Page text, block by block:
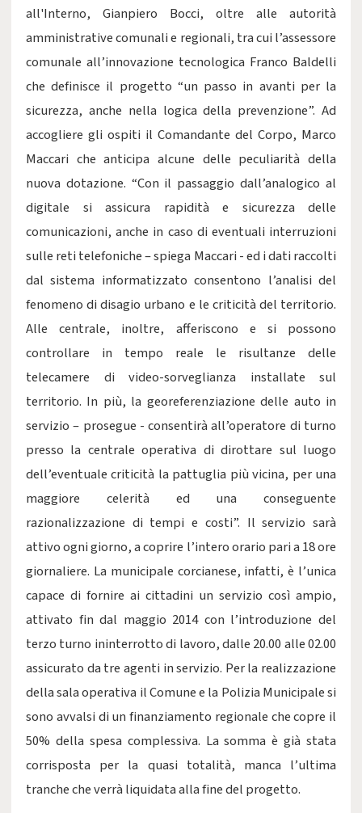
all'Interno, Gianpiero Bocci, oltre alle autorità
amministrative comunali e regionali, tra cui l’assessore
comunale all’innovazione tecnologica Franco Baldelli
che definisce il progetto “un passo in avanti per la
sicurezza, anche nella logica della prevenzione”. Ad
accogliere gli ospiti il Comandante del Corpo, Marco
Maccari che anticipa alcune delle peculiarità della
nuova dotazione. “Con il passaggio dall’analogico al
digitale si assicura rapidità e sicurezza delle
comunicazioni, anche in caso di eventuali interruzioni
sulle reti telefoniche – spiega Maccari - ed i dati raccolti
dal sistema informatizzato consentono l’analisi del
fenomeno di disagio urbano e le criticità del territorio.
Alle centrale, inoltre, afferiscono e si possono
controllare in tempo reale le risultanze delle
telecamere di video-sorveglianza installate sul
territorio. In più, la georeferenziazione delle auto in
servizio – prosegue - consentirà all’operatore di turno
presso la centrale operativa di dirottare sul luogo
dell’eventuale criticità la pattuglia più vicina, per una
maggiore celerità ed una conseguente
razionalizzazione di tempi e costi”. Il servizio sarà
attivo ogni giorno, a coprire l’intero orario pari a 18 ore
giornaliere. La municipale corcianese, infatti, è l’unica
capace di fornire ai cittadini un servizio così ampio,
attivato fin dal maggio 2014 con l’introduzione del
terzo turno ininterrotto di lavoro, dalle 20.00 alle 02.00
assicurato da tre agenti in servizio. Per la realizzazione
della sala operativa il Comune e la Polizia Municipale si
sono avvalsi di un finanziamento regionale che copre il
50% della spesa complessiva. La somma è già stata
corrisposta per la quasi totalità, manca l’ultima
tranche che verrà liquidata alla fine del progetto.